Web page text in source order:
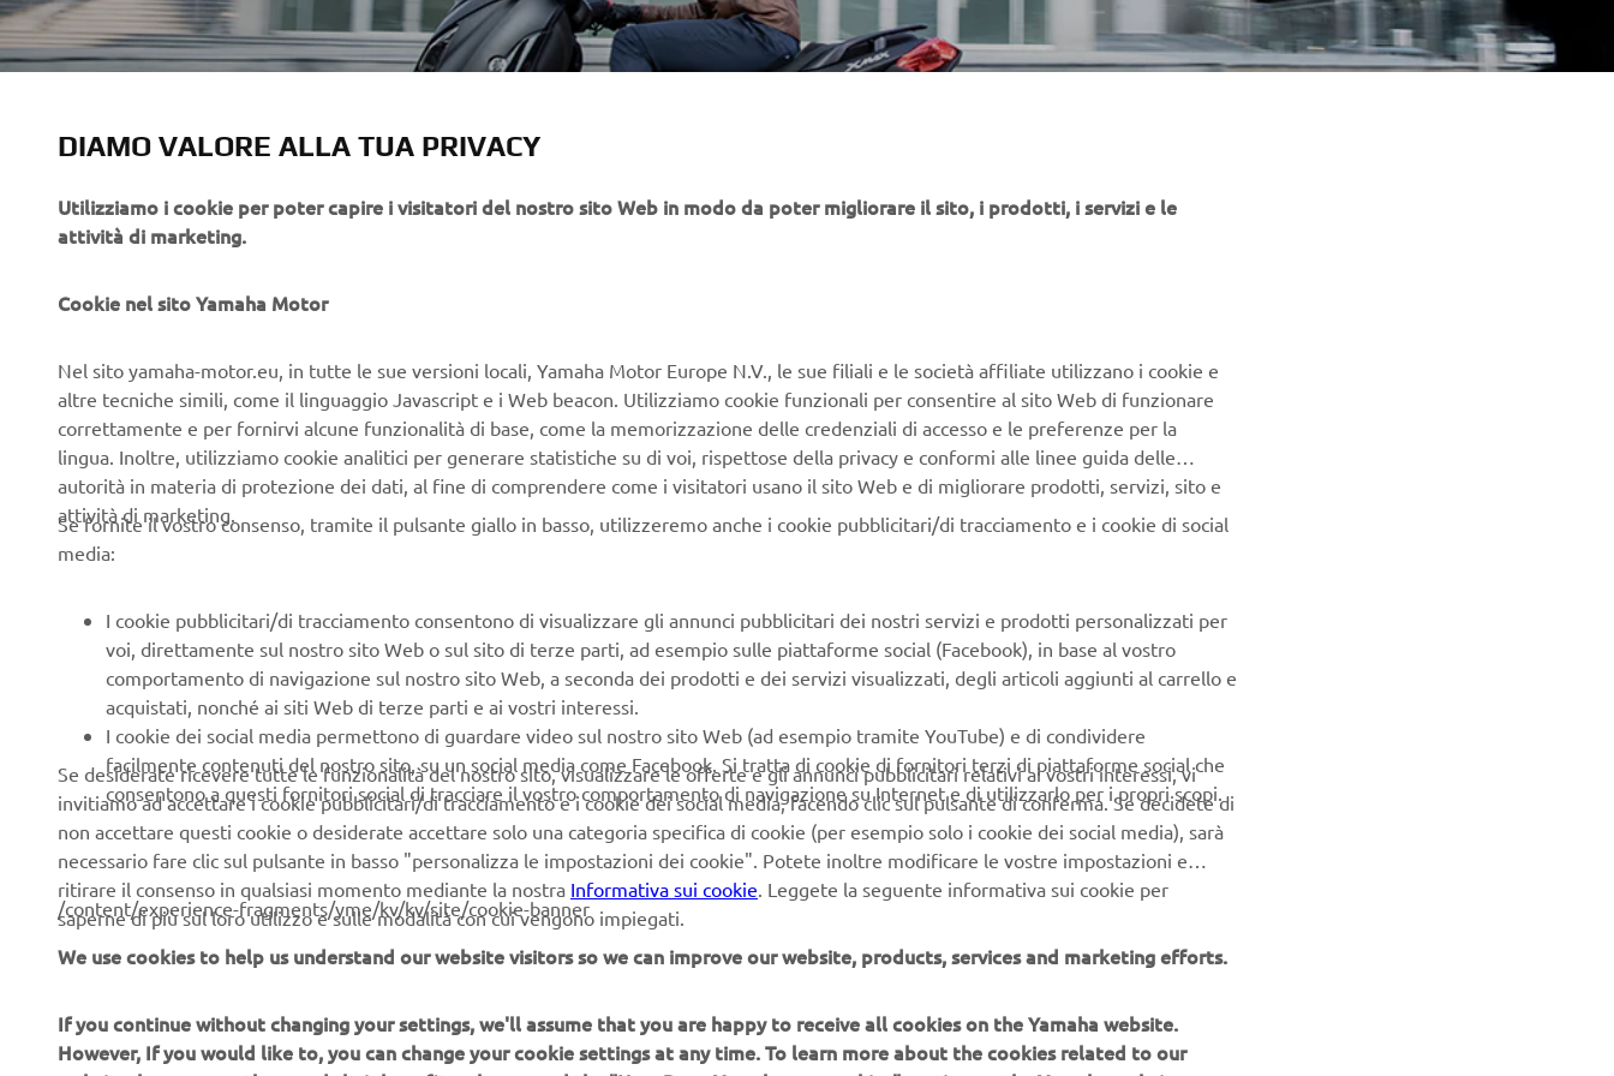
Created with Yamaha’s high-performance MAX DNA – and equipped with a
range of special features – the special edition XMAX IRON MAX brings a
touch of exclusivity to the sport scooter class. The high level of equipment
as well as the sharp, trendy Sword Grey color underline their status as the
with dynamism, the new special edition 400, 300 and 125 XMAX IRON MAX
individuality.
DISCOVER THE XMAX 300 IRON MAX
CORPORATE B2B PIÙ YAMAHA SUPPORTO NEWSLETTER
DIAMO VALORE ALLA TUA PRIVACY
Utilizziamo i cookie per poter capire i visitatori del nostro sito Web in modo da poter migliorare il sito, i prodotti, i servizi e le
attività di marketing.
Cookie nel sito Yamaha Motor
Nel sito yamaha-motor.eu, in tutte le sue versioni locali, Yamaha Motor Europe N.V., le sue filiali e le società affiliate utilizzano i cookie e
altre tecniche simili, come il linguaggio Javascript e i Web beacon. Utilizziamo cookie funzionali per consentire al sito Web di funzionare
correttamente e per fornirvi alcune funzionalità di base, come la memorizzazione delle credenziali di accesso e le preferenze per la
lingua. Inoltre, utilizziamo cookie analitici per generare statistiche su di voi, rispettose della privacy e conformi alle linee guida delle
autorità in materia di protezione dei dati, al fine di comprendere come i visitatori usano il sito Web e di migliorare prodotti, servizi, sito e
attività di marketing.
Se fornite il vostro consenso, tramite il pulsante giallo in basso, utilizzeremo anche i cookie pubblicitari/di tracciamento e i cookie di social
media:
I cookie pubblicitari/di tracciamento consentono di visualizzare gli annunci pubblicitari dei nostri servizi e prodotti personalizzati per
voi, direttamente sul nostro sito Web o sul sito di terze parti, ad esempio sulle piattaforme social (Facebook), in base al vostro
comportamento di navigazione sul nostro sito Web, a seconda dei prodotti e dei servizi visualizzati, degli articoli aggiunti al carrello e
acquistati, nonché ai siti Web di terze parti e ai vostri interessi.
I cookie dei social media permettono di guardare video sul nostro sito Web (ad esempio tramite YouTube) e di condividere
facilmente contenuti del nostro sito, su un social media come Facebook. Si tratta di cookie di fornitori terzi di piattaforme social che
consentono a questi fornitori social di tracciare il vostro comportamento di navigazione su Internet e di utilizzarlo per i propri scopi.
Se desiderate ricevere tutte le funzionalità del nostro sito, visualizzare le offerte e gli annunci pubblicitari relativi ai vostri interessi, vi
invitiamo ad accettare i cookie pubblicitari/di tracciamento e i cookie dei social media, facendo clic sul pulsante di conferma. Se decidete di
non accettare questi cookie o desiderate accettare solo una categoria specifica di cookie (per esempio solo i cookie dei social media), sarà
necessario fare clic sul pulsante in basso "personalizza le impostazioni dei cookie". Potete inoltre modificare le vostre impostazioni e
ritirare il consenso in qualsiasi momento mediante la nostra Informativa sui cookie. Leggete la seguente informativa sui cookie per
saperne di più sul loro utilizzo e sulle modalità con cui vengono impiegati.
/content/experience-fragments/yme/kv/kv/site/cookie-banner
We use cookies to help us understand our website visitors so we can improve our website, products, services and marketing efforts.
If you continue without changing your settings, we'll assume that you are happy to receive all cookies on the Yamaha website.
However, If you would like to, you can change your cookie settings at any time. To learn more about the cookies related to our